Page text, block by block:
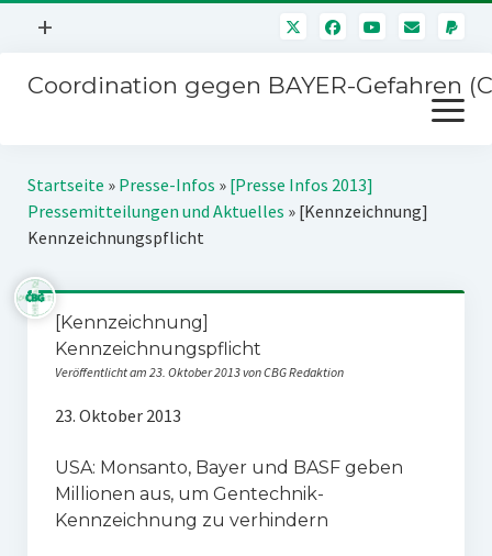
Menü
+
Mitmachen
Über uns
Kontakt
Impressum
Störfälle
Coordination gegen BAYER-Gefahren
Menü
öffnen
Kampagnen
Stichwort BAYER
Jahrestagung
SPENDEN
Startseite » Presse-Infos » [Presse Infos 2013]
Pressemitteilungen und Aktuelles » [Kennzeichnung]
Kennzeichnungspflicht
[Kennzeichnung]
Kennzeichnungspflicht
Veröffentlicht am 23. Oktober 2013 von CBG Redaktion
23. Oktober 2013
USA: Monsanto, Bayer und BASF geben
Millionen aus, um Gentechnik-
Kennzeichnung zu verhindern